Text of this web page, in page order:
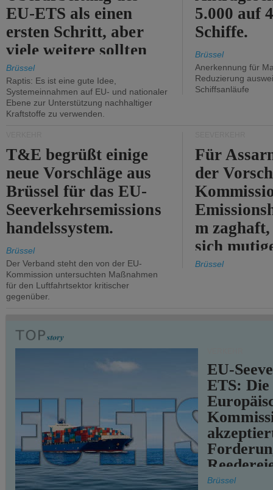
EU-ETS als einen
ersten Schritt, aber
viele weitere sollten
folgen.
Brüssel
Raptis: Es ist eine gute Idee,
Systemeinnahmen auf EU- und nationaler
Ebene zur Unterstützung nachhaltiger
Kraftstoffe zu verwenden.
5.000 auf
Schiffe.
Brüssel
Anerkennung für
Reduzierung
Schiffsanläufe
T&E begrüßt einige
neue Vorschläge aus
Brüssel für das EU-
Seeverkehrsemissions
handelssystem.
Brüssel
Der Verband steht den von der EU-
Kommission untersuchten Maßnahmen
für den Luftfahrtsektor kritischer
gegenüber.
Für
der
m
sich
Brüssel
EU-
ETS: Die
teilweise.
Brüssel